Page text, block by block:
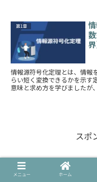
第1章
界
情報源符号化定理とは、情報
らい短く変換できるかを示す
意味と求め方を学びましたが
スポ
メニュー ホーム